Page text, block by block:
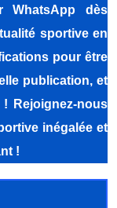
WhatsApp dès
sportive en
pour être
publication, et
Rejoignez-nous
inégalée et
!